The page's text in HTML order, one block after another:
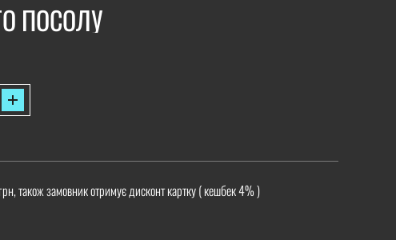
ПОСОЛУ
також замовник отримує дисконт картку ( кешбек 4% )